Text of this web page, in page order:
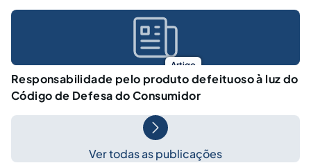
Artigo
Responsabilidade pelo produto defeituoso à luz do
Código de Defesa do Consumidor
Ver todas as publicações